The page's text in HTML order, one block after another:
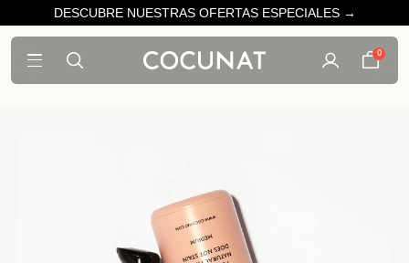
DESCUBRE NUESTRAS OFERTAS ESPECIALES →
0